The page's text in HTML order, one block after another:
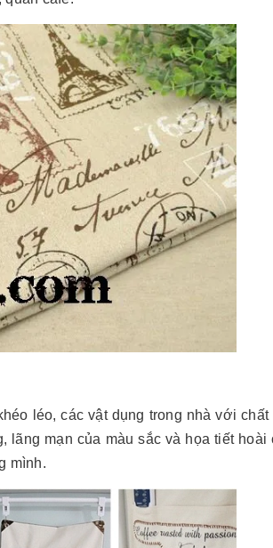
léo, các vật dụng trong nhà với
lãng mạn của màu sắc và họa tiết
mình.